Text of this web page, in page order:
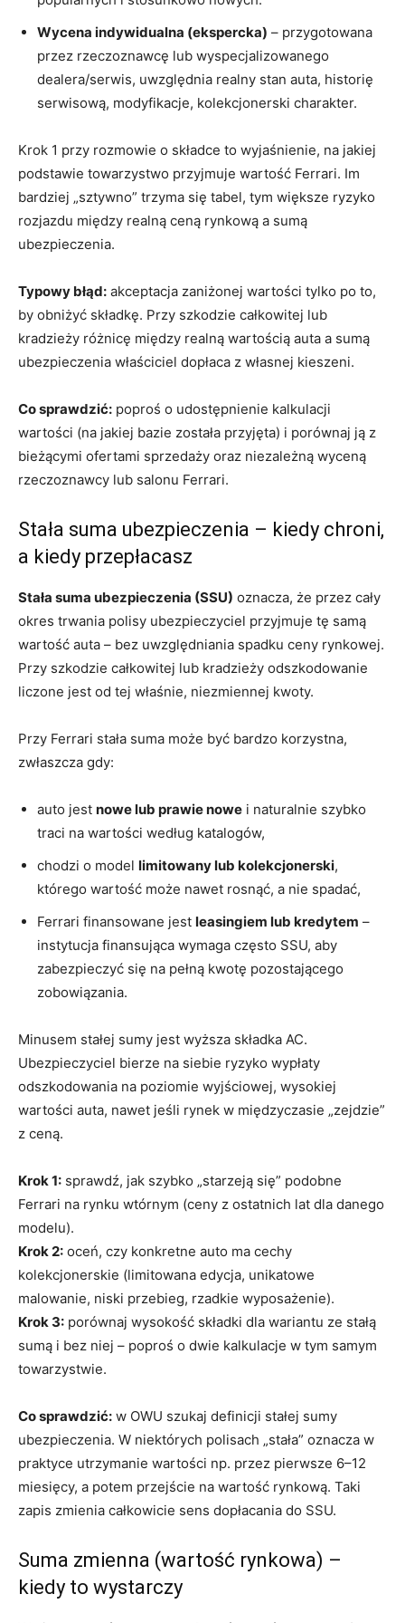
Wycena indywidualna (ekspercka) – przygotowana
przez rzeczoznawcę lub wyspecjalizowanego
dealera/serwis, uwzględnia realny stan auta, historię
serwisową, modyfikacje, kolekcjonerski charakter.
Krok 1 przy rozmowie o składce to wyjaśnienie, na jakiej
podstawie towarzystwo przyjmuje wartość Ferrari. Im
bardziej „sztywno” trzyma się tabel, tym większe ryzyko
rozjazdu między realną ceną rynkową a sumą
ubezpieczenia.
Typowy błąd: akceptacja zaniżonej wartości tylko po to,
by obniżyć składkę. Przy szkodzie całkowitej lub
kradzieży różnicę między realną wartością auta a sumą
ubezpieczenia właściciel dopłaca z własnej kieszeni.
Co sprawdzić: poproś o udostępnienie kalkulacji
wartości (na jakiej bazie została przyjęta) i porównaj ją z
bieżącymi ofertami sprzedaży oraz niezależną wyceną
rzeczoznawcy lub salonu Ferrari.
Stała suma ubezpieczenia – kiedy chroni,
a kiedy przepłacasz
Stała suma ubezpieczenia (SSU) oznacza, że przez cały
okres trwania polisy ubezpieczyciel przyjmuje tę samą
wartość auta – bez uwzględniania spadku ceny rynkowej.
Przy szkodzie całkowitej lub kradzieży odszkodowanie
liczone jest od tej właśnie, niezmiennej kwoty.
Przy Ferrari stała suma może być bardzo korzystna,
zwłaszcza gdy:
auto jest nowe lub prawie nowe i naturalnie szybko
traci na wartości według katalogów,
chodzi o model limitowany lub kolekcjonerski,
którego wartość może nawet rosnąć, a nie spadać,
Ferrari finansowane jest leasingiem lub kredytem –
instytucja finansująca wymaga często SSU, aby
zabezpieczyć się na pełną kwotę pozostającego
zobowiązania.
Minusem stałej sumy jest wyższa składka AC.
Ubezpieczyciel bierze na siebie ryzyko wypłaty
odszkodowania na poziomie wyjściowej, wysokiej
wartości auta, nawet jeśli rynek w międzyczasie „zejdzie”
z ceną.
Krok 1: sprawdź, jak szybko „starzeją się” podobne
Ferrari na rynku wtórnym (ceny z ostatnich lat dla danego
modelu).
Krok 2: oceń, czy konkretne auto ma cechy
kolekcjonerskie (limitowana edycja, unikatowe
malowanie, niski przebieg, rzadkie wyposażenie).
Krok 3: porównaj wysokość składki dla wariantu ze stałą
sumą i bez niej – poproś o dwie kalkulacje w tym samym
towarzystwie.
Co sprawdzić: w OWU szukaj definicji stałej sumy
ubezpieczenia. W niektórych polisach „stała” oznacza w
praktyce utrzymanie wartości np. przez pierwsze 6–12
miesięcy, a potem przejście na wartość rynkową. Taki
zapis zmienia całkowicie sens dopłacania do SSU.
Suma zmienna (wartość rynkowa) –
kiedy to wystarczy